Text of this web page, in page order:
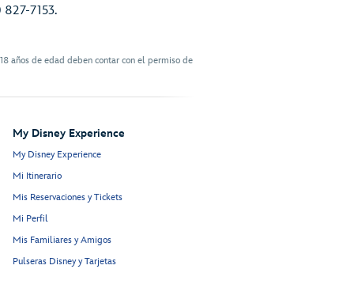
7153.
años de edad deben contar con el permiso de
My Disney Experience
My Disney Experience
Mi Itinerario
Mis Reservaciones y Tickets
Mi Perfil
Mis Familiares y Amigos
Pulseras Disney y Tarjetas